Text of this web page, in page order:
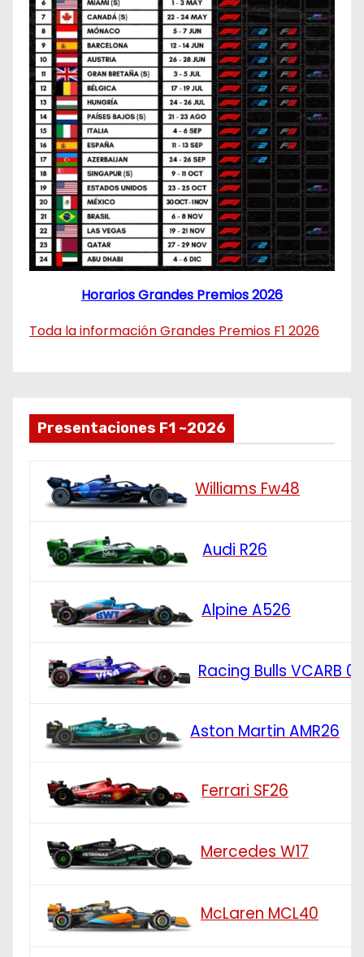
Horarios Grandes Premios 2026
Toda la información Grandes Premios F1 2026
Presentaciones F1 ~2026
Williams Fw48
Audi R26
Alpine A526
Racing Bulls VCARB 03
Aston Martin AMR26
Ferrari SF26
Mercedes W17
McLaren MCL40